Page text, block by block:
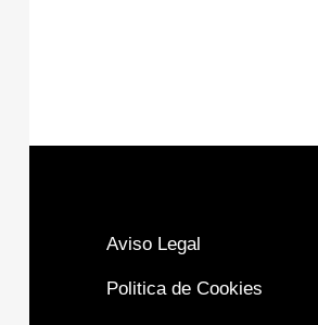
Aviso Legal
Politica de Cookies